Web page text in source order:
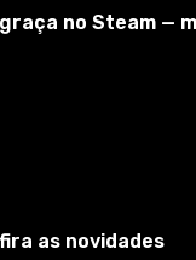
no Steam —
as novidades